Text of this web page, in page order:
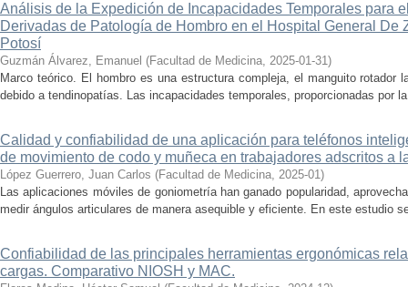
Análisis de la Expedición de Incapacidades Temporales para
Derivadas de Patología de Hombro en el Hospital General De
Potosí
Guzmán Álvarez, Emanuel (Facultad de Medicina, 2025-01-31)
Marco teórico. El hombro es una estructura compleja, el manguito rotador
debido a tendinopatías. Las incapacidades temporales, proporcionadas por
Calidad y confiabilidad de una aplicación para teléfonos
de movimiento de codo y muñeca en trabajadores adscritos a
López Guerrero, Juan Carlos (Facultad de Medicina, 2025-01)
Las aplicaciones móviles de goniometría han ganado popularidad,
medir ángulos articulares de manera asequible y eficiente. En este estudio
Confiabilidad de las principales herramientas ergonómicas
cargas. Comparativo NIOSH y MAC.